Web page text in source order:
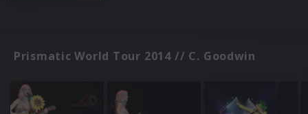
Prismatic World Tour 2014 // C. Goodwin